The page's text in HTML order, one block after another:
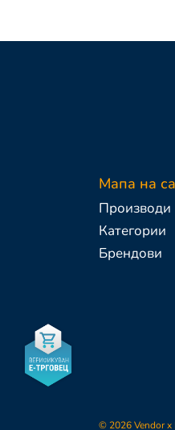
Мапа на
Производи
Категории
Брендови
© 2026Vendor x